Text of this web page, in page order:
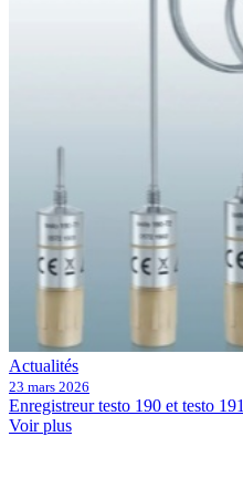
Actualités
23 mars 2026
Enregistreur testo 190 et testo 191
Voir plus